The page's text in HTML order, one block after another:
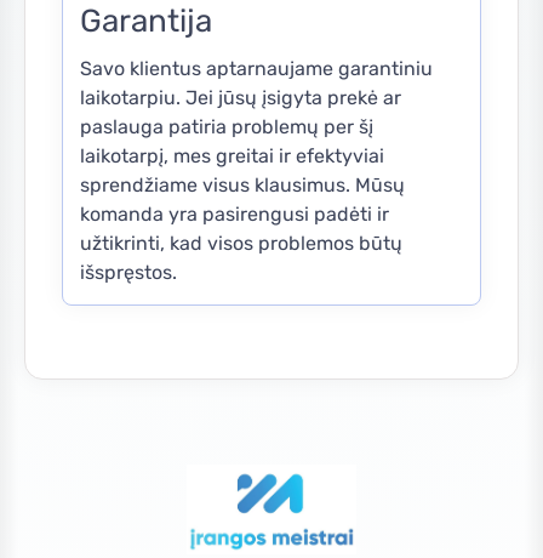
Garantija
Savo klientus aptarnaujame garantiniu
laikotarpiu. Jei jūsų įsigyta prekė ar
paslauga patiria problemų per šį
laikotarpį, mes greitai ir efektyviai
sprendžiame visus klausimus. Mūsų
komanda yra pasirengusi padėti ir
užtikrinti, kad visos problemos būtų
išspręstos.